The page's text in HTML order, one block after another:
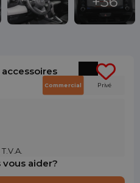
Commercial Privé
aider?